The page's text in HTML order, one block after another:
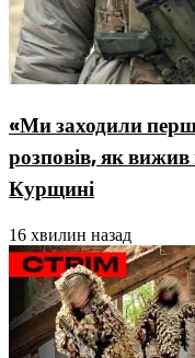
«Ми заходили
розповів, як
Курщині
16 хвилин назад